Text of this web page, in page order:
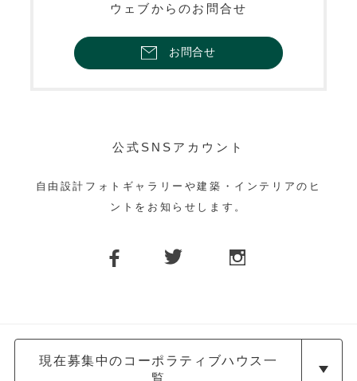
ウェブからのお問合せ
お問合せ
公式SNSアカウント
自由設計フォトギャラリーや建築・インテリアのヒ
ントをお知らせします。
現在募集中のコーポラティブハウス一
覧